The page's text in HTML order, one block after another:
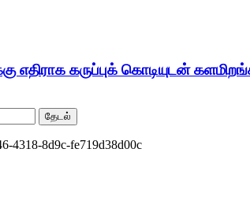
எதிராக கருப்புக் கொடியுடன்
தேடல்